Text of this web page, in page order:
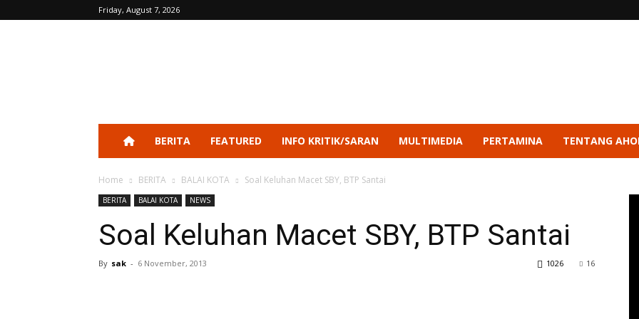
Friday, August 7, 2026
BERITA FEATURED INFO KRITIK/SARAN MULTIMEDIA PERTAMINA TENTANG
Home BERITA BALAI KOTA Soal Keluhan Macet SBY, BTP Santai
BERITA BALAI KOTA NEWS
Soal Keluhan Macet SBY, BTP Santai
By sak - 6 November, 2013 16
1026